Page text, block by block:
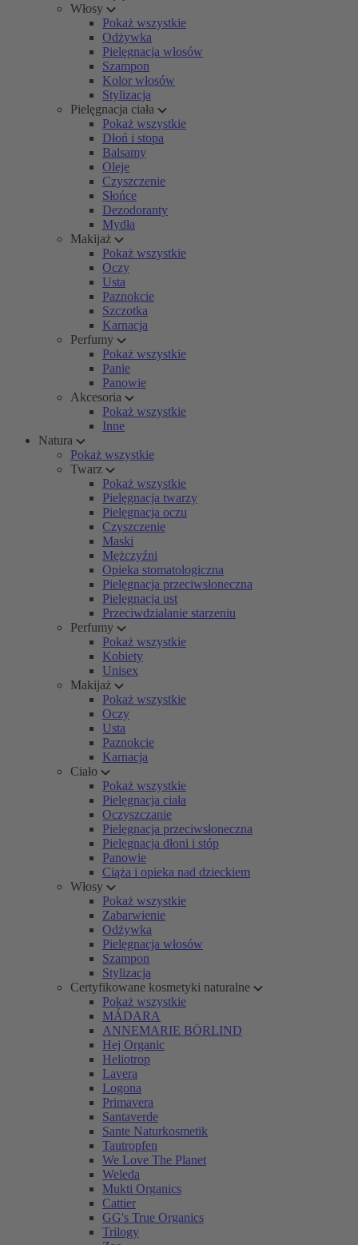
Włosy
Pokaż wszystkie
Odżywka
Pielęgnacja włosów
Szampon
Kolor włosów
Stylizacja
Pielęgnacja ciała
Pokaż wszystkie
Dłoń i stopa
Balsamy
Oleje
Czyszczenie
Słońce
Dezodoranty
Mydła
Makijaż
Pokaż wszystkie
Oczy
Usta
Paznokcie
Szczotka
Karnacja
Perfumy
Pokaż wszystkie
Panie
Panowie
Akcesoria
Pokaż wszystkie
Inne
Natura
Pokaż wszystkie
Twarz
Pokaż wszystkie
Pielęgnacja twarzy
Pielęgnacja oczu
Czyszczenie
Maski
Mężczyźni
Opieka stomatologiczna
Pielęgnacja przeciwsłoneczna
Pielęgnacja ust
Przeciwdziałanie starzeniu
Perfumy
Pokaż wszystkie
Kobiety
Unisex
Makijaż
Pokaż wszystkie
Oczy
Usta
Paznokcie
Karnacja
Ciało
Pokaż wszystkie
Pielęgnacja ciała
Oczyszczanie
Pielęgnacja przeciwsłoneczna
Pielęgnacja dłoni i stóp
Panowie
Ciąża i opieka nad dzieckiem
Włosy
Pokaż wszystkie
Zabarwienie
Odżywka
Pielęgnacja włosów
Szampon
Stylizacja
Certyfikowane kosmetyki naturalne
Pokaż wszystkie
MÁDARA
ANNEMARIE BÖRLIND
Hej Organic
Heliotrop
Lavera
Logona
Primavera
Santaverde
Sante Naturkosmetik
Tautropfen
We Love The Planet
Weleda
Mukti Organics
Cattier
GG's True Organics
Trilogy